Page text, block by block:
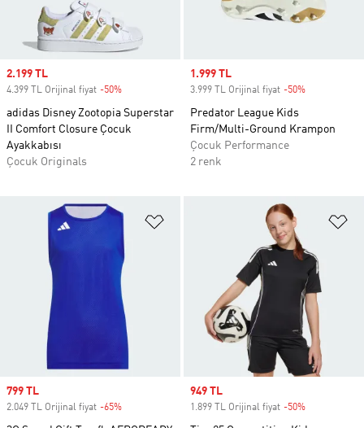
Sale price
2.199 TL
4.399 TL Orijinal fiyat -50%
adidas Disney Zootopia Superstar
II Comfort Closure Çocuk
Ayakkabısı
Çocuk Originals
Sale price
1.999 TL
3.999 TL Orijinal fiyat -50%
Predator League Kids
Firm/Multi-Ground Krampon
Çocuk Performance
2 renk
Favori Listesine Ekle
Sale price
799 TL
2.049 TL Orijinal fiyat -65%
Sale price
949 TL
1.899 TL Orijinal fiyat -50%